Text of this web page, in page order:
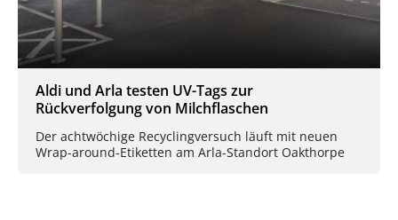
Aldi und Arla testen UV-Tags zur
Rückverfolgung von Milchflaschen
Der achtwöchige Recyclingversuch läuft mit neuen
Wrap-around-Etiketten am Arla-Standort Oakthorpe